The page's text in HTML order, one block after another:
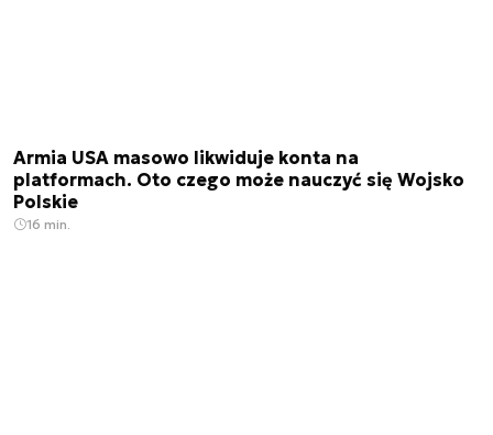
Armia USA masowo likwiduje konta na
platformach. Oto czego może nauczyć się Wojsko
Polskie
16 min.